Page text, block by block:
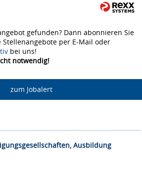
gefunden? Dann abonnieren Sie
per E-Mail oder
bei uns!
notwendig!
zum Jobalert
Ausbildung